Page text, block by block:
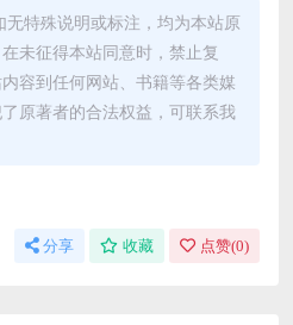
特殊说明或标注，均为本站原
未征得本站同意时，禁止复
容到任何网站、书籍等各类媒
原著者的合法权益，可联系我
分享 收藏 点赞(0)